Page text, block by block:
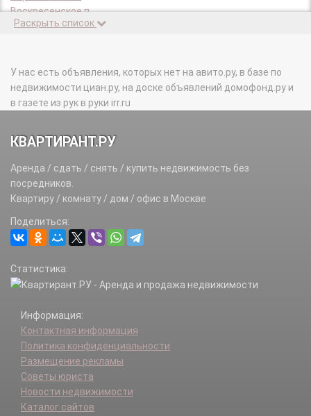
Воскресенское п.
Десеновское п.
Кленовское п.
Кокошкино п.
Краснопахорское п.
Михайлово-Ярцевское п.
Московский г.
Московский п.
Мосрентген п.
Новофедоровское п.
Роговское п.
Рязановское п.
Троицк г.
Филимонковское п.
Щербинка г.
Раскрыть список
У нас есть объявления, которых нет на авито.ру, в базе по
недвижимости циан.ру, на доске объявлений домофонд.ру и
в газете из рук в руки irr.ru
КВАРТИРАНТ.РУ
Аренда / сдать / снять / купить недвижимость без
посредников.
Квартиру / комнату / дом / офис в Москве
Поделиться:
Статистика:
Информация:
Контактная информация
Политика конфиденциальности
Размещение рекламы
Советы юриста
Новости недвижимости
Каталог сайтов